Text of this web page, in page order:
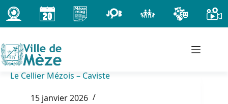
Passer
au
contenu
Le Cellier Mézois – Caviste
15 janvier 2026